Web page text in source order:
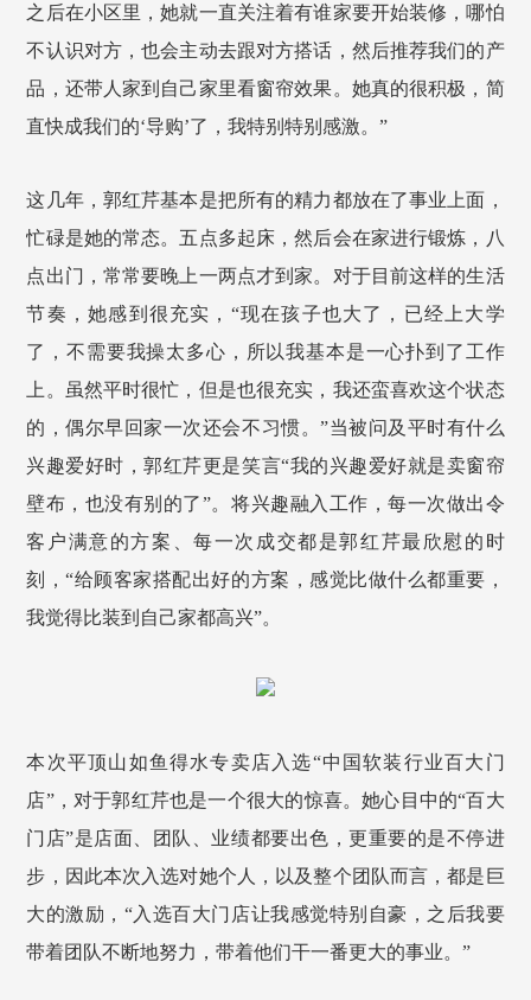
之后在小区里，她就一直关注着有谁家要开始装修，哪怕
不认识对方，也会主动去跟对方搭话，然后推荐我们的产
品，还带人家到自己家里看窗帘效果。她真的很积极，简
直快成我们的‘导购’了，我特别特别感激。”
这几年，郭红芹基本是把所有的精力都放在了事业上面，
忙碌是她的常态。五点多起床，然后会在家进行锻炼，八
点出门，常常要晚上一两点才到家。对于目前这样的生活
节奏，她感到很充实，“现在孩子也大了，已经上大学
了，不需要我操太多心，所以我基本是一心扑到了工作
上。虽然平时很忙，但是也很充实，我还蛮喜欢这个状态
的，偶尔早回家一次还会不习惯。”当被问及平时有什么
兴趣爱好时，郭红芹更是笑言“我的兴趣爱好就是卖窗帘
壁布，也没有别的了”。将兴趣融入工作，每一次做出令
客户满意的方案、每一次成交都是郭红芹最欣慰的时
刻，“给顾客家搭配出好的方案，感觉比做什么都重要，
我觉得比装到自己家都高兴”。
本次平顶山如鱼得水专卖店入选“中国软装行业百大门
店”，对于郭红芹也是一个很大的惊喜。她心目中的“百大
门店”是店面、团队、业绩都要出色，更重要的是不停进
步，因此本次入选对她个人，以及整个团队而言，都是巨
大的激励，“入选百大门店让我感觉特别自豪，之后我要
带着团队不断地努力，带着他们干一番更大的事业。”